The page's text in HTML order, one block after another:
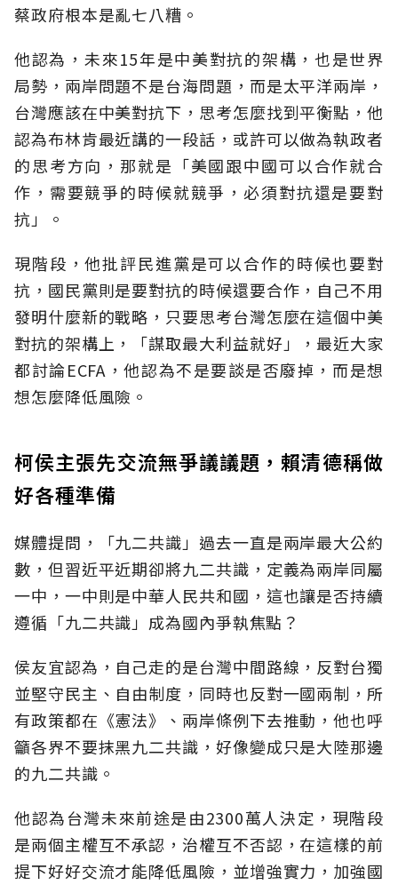
蔡政府根本是亂七八糟。
他認為，未來15年是中美對抗的架構，也是世界
局勢，兩岸問題不是台海問題，而是太平洋兩岸，
台灣應該在中美對抗下，思考怎麼找到平衡點，他
認為布林肯最近講的一段話，或許可以做為執政者
的思考方向，那就是「美國跟中國可以合作就合
作，需要競爭的時候就競爭，必須對抗還是要對
抗」。
現階段，他批評民進黨是可以合作的時候也要對
抗，國民黨則是要對抗的時候還要合作，自己不用
發明什麼新的戰略，只要思考台灣怎麼在這個中美
對抗的架構上，「謀取最大利益就好」，最近大家
都討論ECFA，他認為不是要談是否廢掉，而是想
想怎麼降低風險。
柯侯主張先交流無爭議議題，賴清德稱做
好各種準備
媒體提問，「九二共識」過去一直是兩岸最大公約
數，但習近平近期卻將九二共識，定義為兩岸同屬
一中，一中則是中華人民共和國，這也讓是否持續
遵循「九二共識」成為國內爭執焦點？
侯友宜認為，自己走的是台灣中間路線，反對台獨
並堅守民主、自由制度，同時也反對一國兩制，所
有政策都在《憲法》、兩岸條例下去推動，他也呼
籲各界不要抹黑九二共識，好像變成只是大陸那邊
的九二共識。
他認為台灣未來前途是由2300萬人決定，現階段
是兩個主權互不承認，治權互不否認，在這樣的前
提下好好交流才能降低風險，並增強實力，加強國